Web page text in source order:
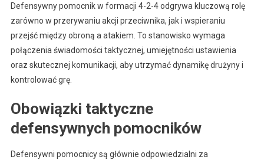
Defensywny pomocnik w formacji 4-2-4 odgrywa kluczową rolę
zarówno w przerywaniu akcji przeciwnika, jak i wspieraniu
przejść między obroną a atakiem. To stanowisko wymaga
połączenia świadomości taktycznej, umiejętności ustawienia
oraz skutecznej komunikacji, aby utrzymać dynamikę drużyny i
kontrolować grę.
Obowiązki taktyczne
defensywnych pomocników
Defensywni pomocnicy są głównie odpowiedzialni za